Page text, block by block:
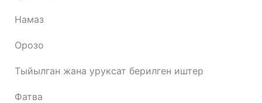
Намаз
Орозо
Тыйылган жана уруксат берилген иштер
Фатва